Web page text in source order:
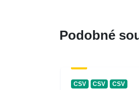
Podobné
CSV CSV CSV